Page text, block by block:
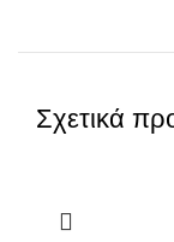
Σχετικά